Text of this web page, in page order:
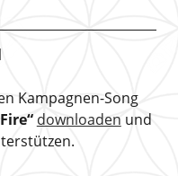
Kampagnen-Song
downloaden und